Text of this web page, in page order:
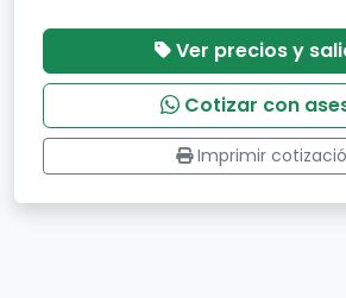
Ver precios y
Cotizar con
Imprimir